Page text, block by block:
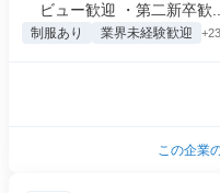
ビュー歓迎 ・第二新卒歓...
制服あり 業界未経験歓迎
この企業